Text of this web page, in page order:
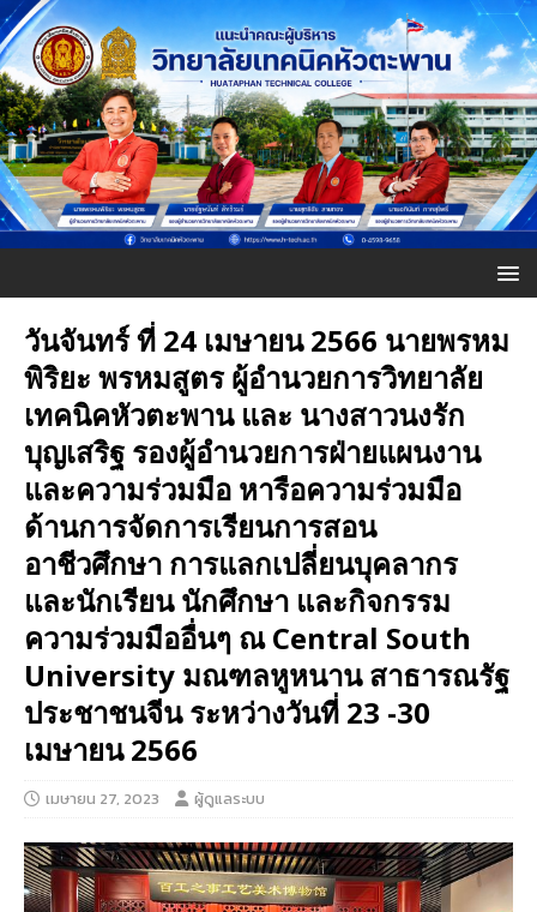
วันจันทร์ ที่ 24 เมษายน 2566 นายพรหม
พิริยะ พรหมสูตร ผู้อำนวยการวิทยาลัย
เทคนิคหัวตะพาน และ นางสาวนงรัก
บุญเสริฐ รองผู้อำนวยการฝ่ายแผนงาน
และความร่วมมือ หารือความร่วมมือ
ด้านการจัดการเรียนการสอน
อาชีวศึกษา การแลกเปลี่ยนบุคลากร
และนักเรียน นักศึกษา และกิจกรรม
ความร่วมมืออื่นๆ ณ Central South
University มณฑลหูหนาน สาธารณรัฐ
ประชาชนจีน ระหว่างวันที่ 23 -30
เมษายน 2566
เมษายน 27, 2023 ผู้ดูแลระบบ